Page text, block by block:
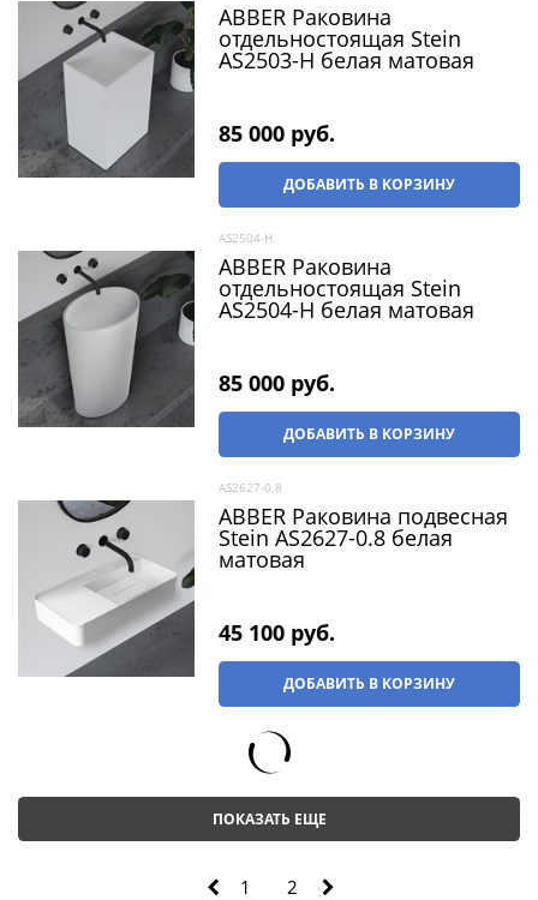
ABBER Раковина
отдельностоящая Stein
AS2503-H белая матовая
85 000 руб.
ДОБАВИТЬ В КОРЗИНУ
AS2504-H
ABBER Раковина
отдельностоящая Stein
AS2504-H белая матовая
85 000 руб.
ДОБАВИТЬ В КОРЗИНУ
AS2627-0.8
ABBER Раковина подвесная
Stein AS2627-0.8 белая
матовая
45 100 руб.
ДОБАВИТЬ В КОРЗИНУ
ПОКАЗАТЬ ЕЩЕ
1 2